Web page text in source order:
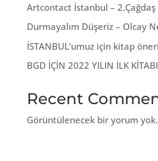
Artcontact İstanbul – 2.Çağdaş
Durmayalım Düşeriz – Olcay
İSTANBUL’umuz için kitap
BGD İÇİN 2022 YILIN İLK KİTABI
Recent
Görüntülenecek bir yorum yok.